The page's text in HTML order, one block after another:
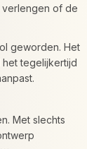
of de
geworden. Het
tegelijkertijd
Met slechts